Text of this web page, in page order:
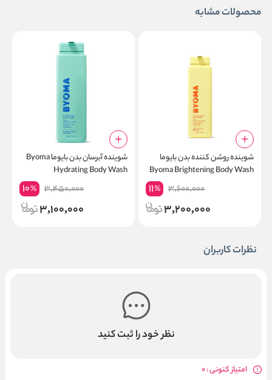
محصولات مشابه
شوینده روشن کننده بدن بایوما
Byoma Brightening Body Wash
3,600,000
11%
3,200,000
شوینده آبرسان بدن بایوما Byoma
Hydrating Body Wash
3,450,000
10%
3,100,000
نظرات کاربران
نظر خود را ثبت کنید
امتیاز کنونی : 0